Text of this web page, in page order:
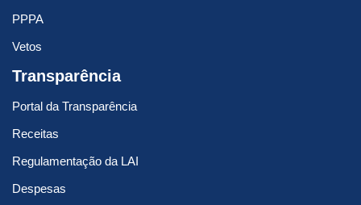
PPPA
Vetos
Transparência
Portal da Transparência
Receitas
Regulamentação da LAI
Despesas